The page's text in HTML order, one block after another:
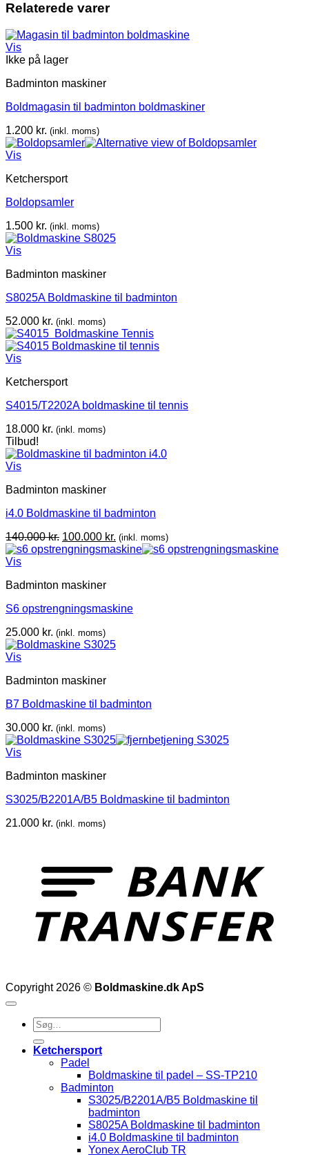
Relaterede varer
Vis
Ikke på lager
Badminton maskiner
Boldmagasin til badminton boldmaskiner
1.200 kr. (inkl. moms)
Vis
Ketchersport
Boldopsamler
1.500 kr. (inkl. moms)
Vis
Badminton maskiner
S8025A Boldmaskine til badminton
52.000 kr. (inkl. moms)
Vis
Ketchersport
S4015/T2202A boldmaskine til tennis
18.000 kr. (inkl. moms)
Tilbud!
Vis
Badminton maskiner
i4.0 Boldmaskine til badminton
140.000kr. Den
oprindelige
140.000 kr..
100.000 kr. Den
aktuelle
(inkl. moms)
Vis
Badminton maskiner
S6 opstrengningsmaskine
25.000 kr. (inkl. moms)
Vis
Badminton maskiner
B7 Boldmaskine til badminton
30.000 kr. (inkl. moms)
Vis
Badminton maskiner
S3025/B2201A/B5 Boldmaskine til badminton
21.000 kr. (inkl. moms)
Copyright 2026 © Boldmaskine.dk ApS
Søg
efter:
Ketchersport
Padel
Boldmaskine til padel – SS-TP210
Badminton
S3025/B2201A/B5 Boldmaskine til
badminton
S8025A Boldmaskine til badminton
i4.0 Boldmaskine til badminton
Yonex AeroClub TR